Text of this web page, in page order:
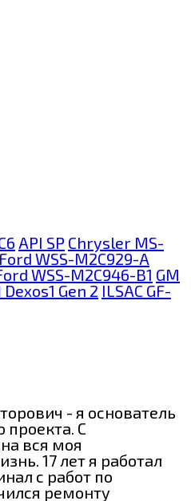
API SP Chrysler MS-
Ford WSS-M2C929-A
WSS-M2C946-B1 GM
Dexos1 Gen 2 ILSAC GF-
- я основатель
проекта. С
вся моя
17 лет я работал
с работ по
ремонту